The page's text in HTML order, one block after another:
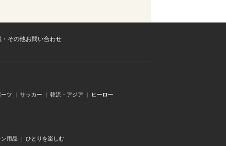
その他お問い合わせ
ーツ サッカー 韓流・アジア ヒーロー
ン用品 ひとりを楽しむ